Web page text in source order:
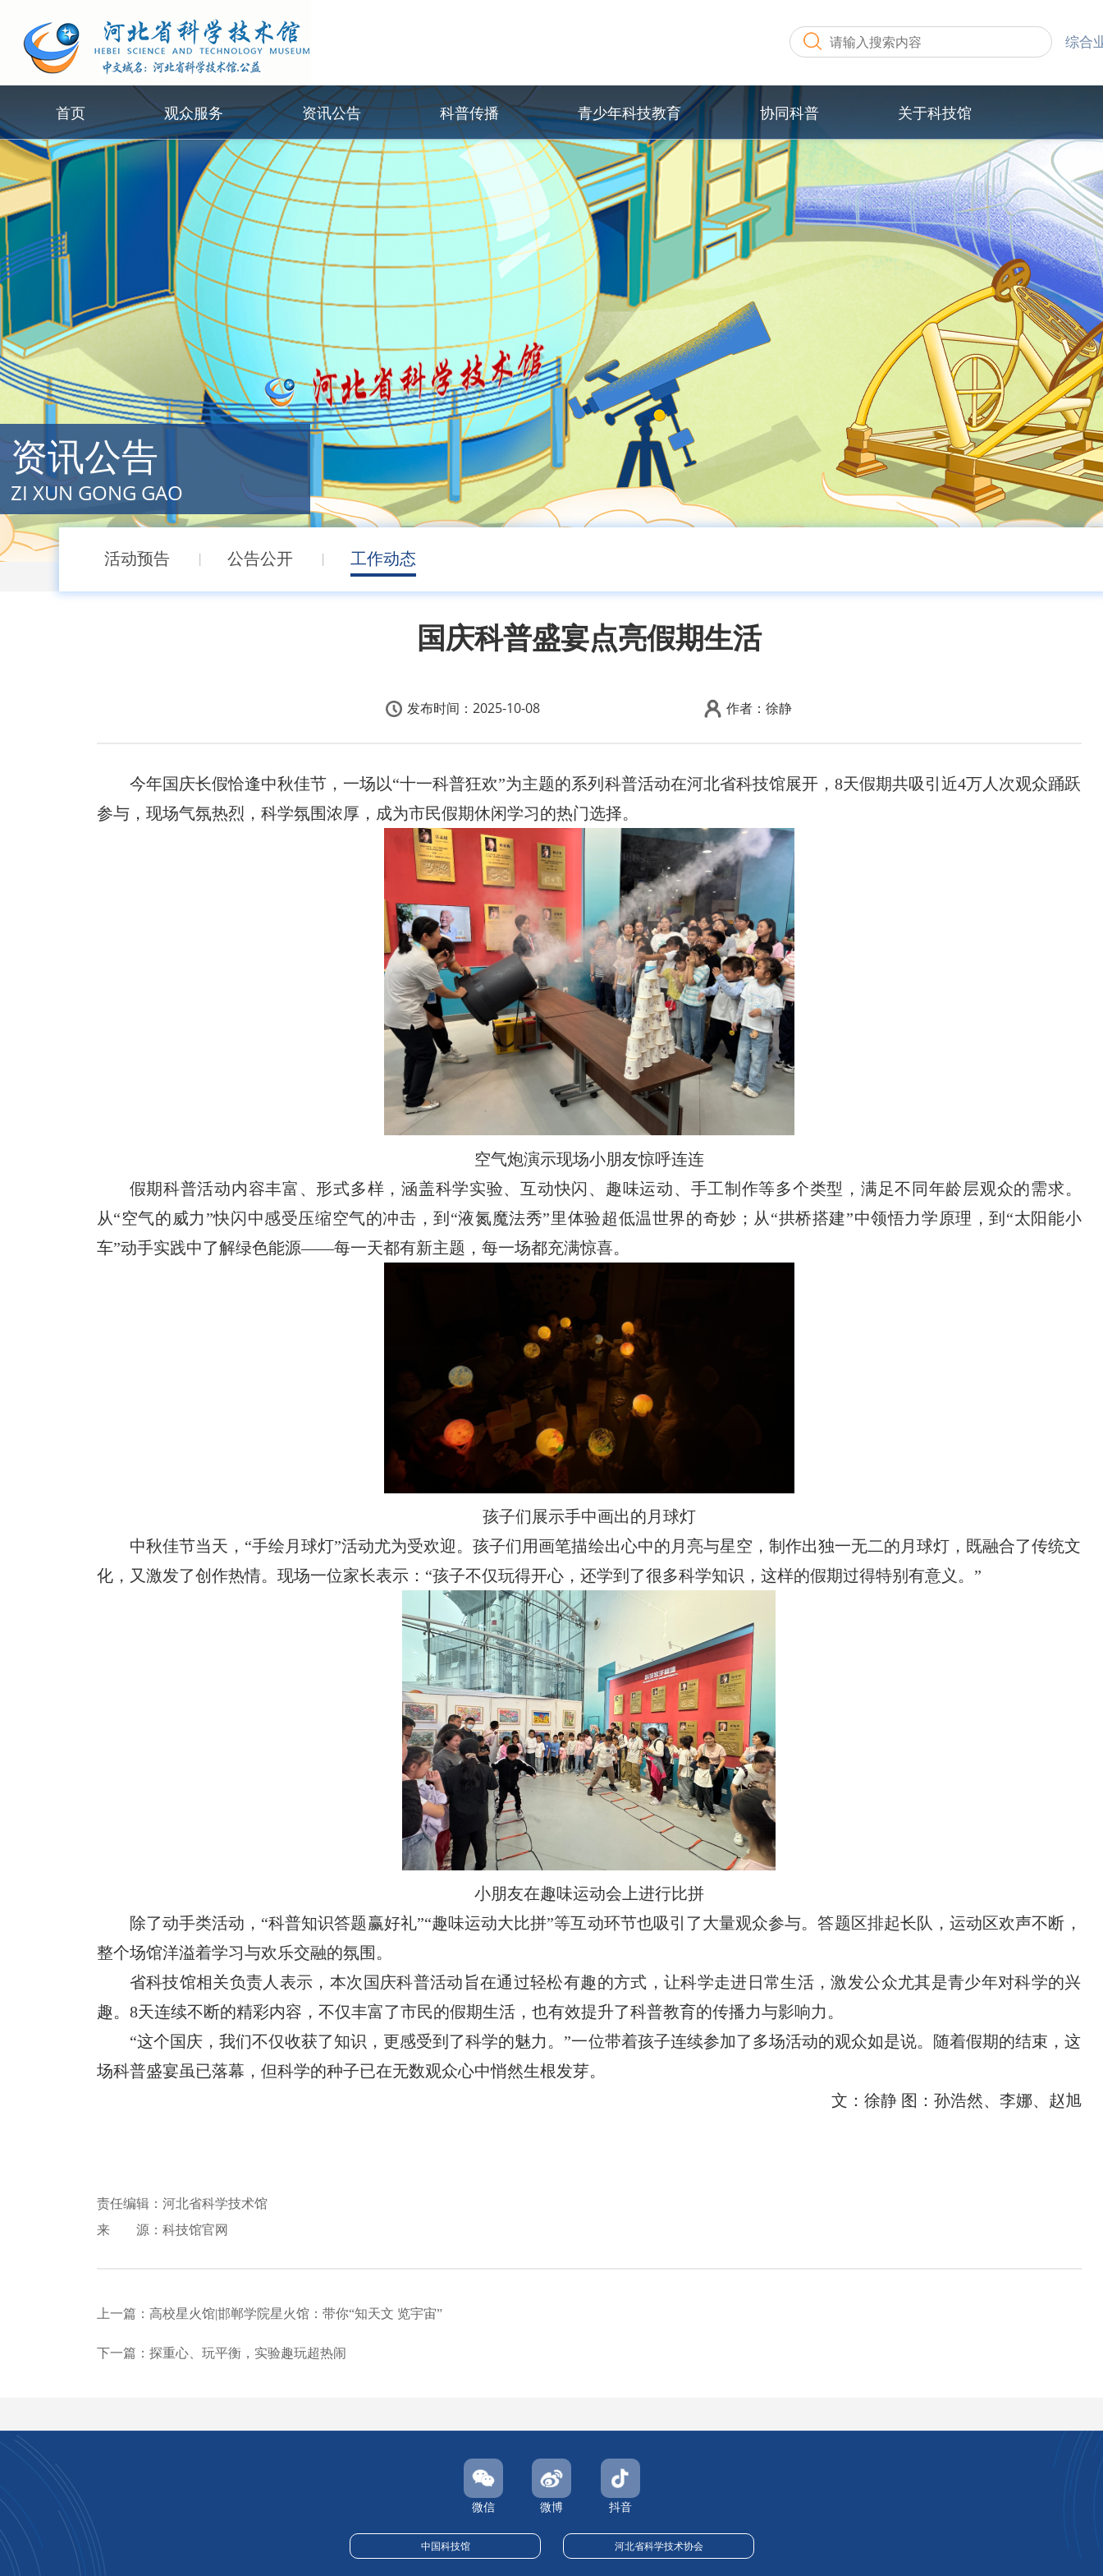
综合
首页 观众服务 资讯公告 科普传播 青少年科技教育 协同科普 关于科技馆
资讯公告
ZI XUN GONG GAO
活动预告 公告公开 工作动态
国庆科普盛宴点亮假期生活
发布时间： 2025-10-08 作者： 徐静
今年国庆长假恰逢中秋佳节，一场以“十一科普狂欢”为主题的系列科普活动在河北省科技馆展开，8天假期共吸引近4万人次观众踊跃
参与，现场气氛热烈，科学氛围浓厚，成为市民假期休闲学习的热门选择。
空气炮演示现场小朋友惊呼连连
假期科普活动内容丰富、形式多样，涵盖科学实验、互动快闪、趣味运动、手工制作等多个类型，满足不同年龄层观众的需求。
从“空气的威力”快闪中感受压缩空气的冲击，到“液氮魔法秀”里体验超低温世界的奇妙；从“拱桥搭建”中领悟力学原理，到“太阳能小
车”动手实践中了解绿色能源——每一天都有新主题，每一场都充满惊喜。
孩子们展示手中画出的月球灯
中秋佳节当天，“手绘月球灯”活动尤为受欢迎。孩子们用画笔描绘出心中的月亮与星空，制作出独一无二的月球灯，既融合了传统文
化，又激发了创作热情。现场一位家长表示：“孩子不仅玩得开心，还学到了很多科学知识，这样的假期过得特别有意义。”
小朋友在趣味运动会上进行比拼
除了动手类活动，“科普知识答题赢好礼”“趣味运动大比拼”等互动环节也吸引了大量观众参与。答题区排起长队，运动区欢声不断，
整个场馆洋溢着学习与欢乐交融的氛围。
省科技馆相关负责人表示，本次国庆科普活动旨在通过轻松有趣的方式，让科学走进日常生活，激发公众尤其是青少年对科学的兴
趣。8天连续不断的精彩内容，不仅丰富了市民的假期生活，也有效提升了科普教育的传播力与影响力。
“这个国庆，我们不仅收获了知识，更感受到了科学的魅力。”一位带着孩子连续参加了多场活动的观众如是说。随着假期的结束，这
场科普盛宴虽已落幕，但科学的种子已在无数观众心中悄然生根发芽。
文：徐静 图：孙浩然、李娜、赵旭
责任编辑：河北省科学技术馆
来 源：科技馆官网
上一篇：高校星火馆|邯郸学院星火馆：带你“知天文 览宇宙”
下一篇：探重心、玩平衡，实验趣玩超热闹
微信 微博 抖音
中国科技馆 河北省科学技术协会